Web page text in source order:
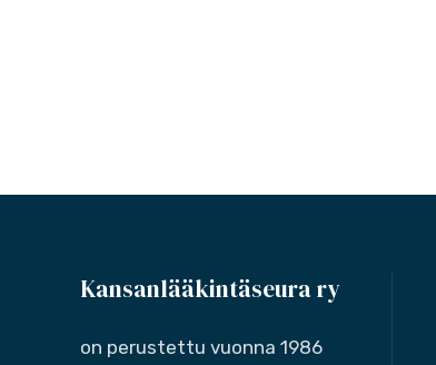
Kansanlääkintäseura ry
on perustettu vuonna 1986